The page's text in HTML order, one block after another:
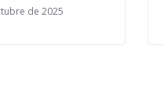
de 2025